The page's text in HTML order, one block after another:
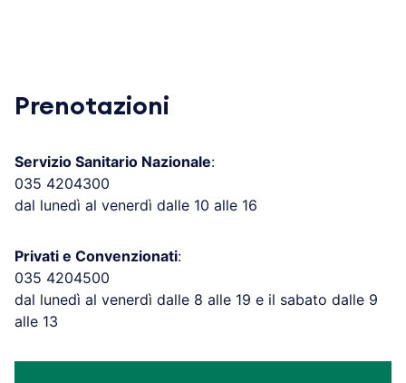
Prenotazioni
Servizio Sanitario Nazionale:
035 4204300
dal lunedì al venerdì dalle 10 alle 16
Privati e Convenzionati:
035 4204500
dal lunedì al venerdì dalle 8 alle 19 e il sabato dalle 9
alle 13